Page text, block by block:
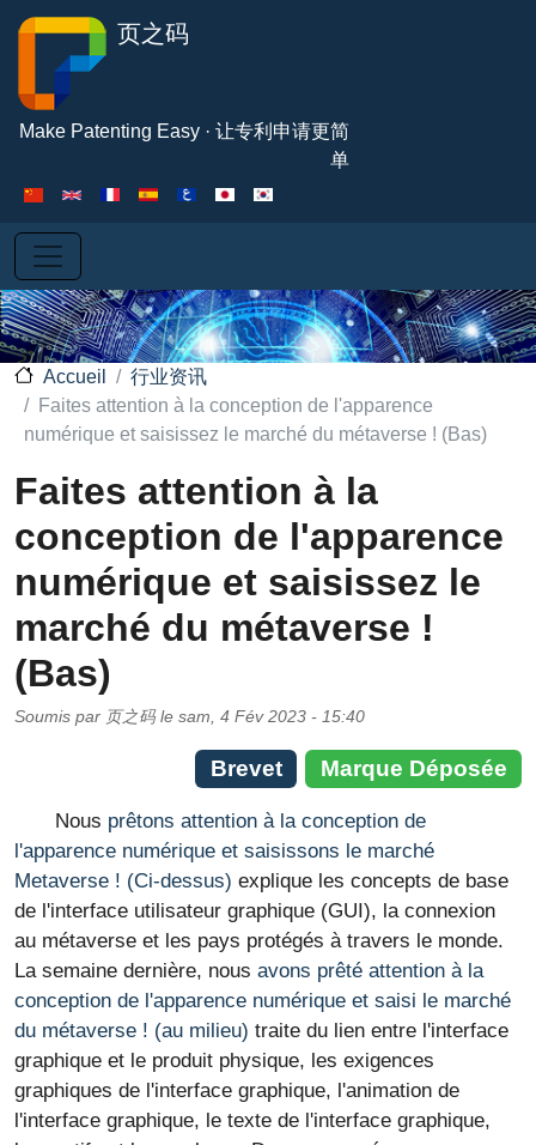
页之码
Make Patenting Easy · 让专利申请更简
单
Accueil
行业资讯
Faites attention à la conception de l'apparence
numérique et saisissez le marché du métaverse ! (Bas)
Faites attention à la
conception de l'apparence
numérique et saisissez le
marché du métaverse !
(Bas)
Soumis par 页之码 le sam, 4 Fév 2023 - 15:40
Brevet Marque Déposée
Nous prêtons attention à la conception de
l'apparence numérique et saisissons le marché
Metaverse ! (Ci-dessus) explique les concepts de base
de l'interface utilisateur graphique (GUI), la connexion
au métaverse et les pays protégés à travers le monde.
La semaine dernière, nous avons prêté attention à la
conception de l'apparence numérique et saisi le marché
du métaverse ! (au milieu) traite du lien entre l'interface
graphique et le produit physique, les exigences
graphiques de l'interface graphique, l'animation de
l'interface graphique, le texte de l'interface graphique,